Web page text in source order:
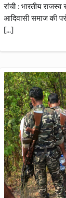
रांची : भारतीय
आदिवासी समाज की
[…]